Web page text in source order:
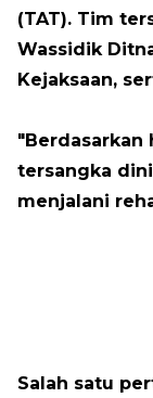
(TAT). Tim
Wassidik
Kejaksaan,
"Berdasarkan
tersangka
menjalani
Salah satu